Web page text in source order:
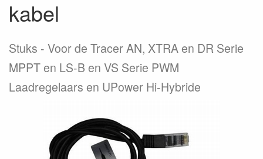
kabel
Stuks
Voor de Tracer AN, XTRA en DR Serie
MPPT en LS-B en VS Serie PWM
Laadregelaars en UPower Hi-Hybride